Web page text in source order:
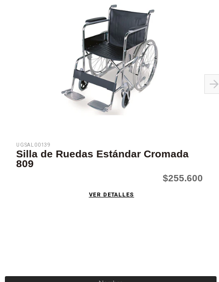
UGSAL00139
Silla de Ruedas Estándar Cromada
809
$255.600
VER DETALLES